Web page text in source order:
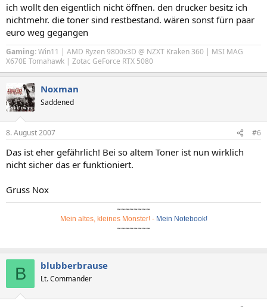
ich wollt den eigentlich nicht öffnen. den drucker besitz ich
nichtmehr. die toner sind restbestand. wären sonst fürn paar
euro weg gegangen
Gaming:Win11 | AMD Ryzen 9800x3D @ NZXT Kraken 360 | MSI MAG
X670E Tomahawk | Zotac GeForce RTX 5080
Noxman
Saddened
8. August 2007 #6
Das ist eher gefährlich! Bei so altem Toner ist nun wirklich
nicht sicher das er funktioniert.
Gruss Nox
~~~~~~~~
Mein altes, kleines Monster!- Mein Notebook!
~~~~~~~~
B blubberbrause
Lt. Commander